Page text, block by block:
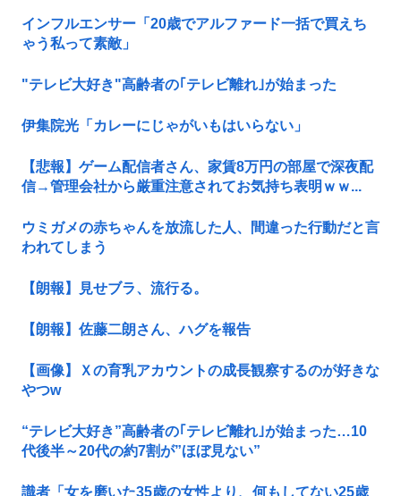
インフルエンサー「20歳でアルファード一括で買えち
ゃう私って素敵」
"テレビ大好き"高齢者の｢テレビ離れ｣が始まった
伊集院光「カレーにじゃがいもはいらない」
【悲報】ゲーム配信者さん、家賃8万円の部屋で深夜配
信→管理会社から厳重注意されてお気持ち表明ｗｗ...
ウミガメの赤ちゃんを放流した人、間違った行動だと言
われてしまう
【朗報】見せブラ、流行る。
【朗報】佐藤二朗さん、ハグを報告
【画像】Ｘの育乳アカウントの成長観察するのが好きな
やつw
“テレビ大好き”高齢者の｢テレビ離れ｣が始まった…10
代後半～20代の約7割が”ほぼ見ない”
識者「女を磨いた35歳の女性より、何もしてない25歳